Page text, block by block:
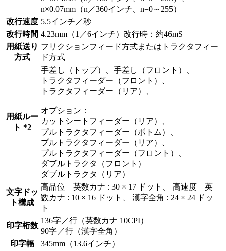
n×0.07mm（n／360インチ、n=0～255）
改行速度 5.5インチ／秒
改行時間 4.23mm（1／6インチ）改行時：約46mS
用紙送り
方式
フリクションフィード方式またはトラクタフィー
ド方式
用紙ルー
ト *2
手差し（トップ）、手差し（フロント）、
トラクタフィーダー（フロント）、
トラクタフィーダー（リア）、
オプション：
カットシートフィーダー（リア）、
プルトラクタフィーダー（ボトム）、
プルトラクタフィーダー（リア）、
プルトラクタフィーダー（フロント）、
ダブルトラクタ（フロント）
ダブルトラクタ（リア）
文字ドッ
ト構成
高品位 英数カナ : 30 × 17 ドット、 高速度 英
数カナ : 10 × 16 ドット、 漢字全角 : 24 × 24 ドッ
ト
印字桁数
136字／行（英数カナ 10CPI）
90字／行（漢字全角）
印字幅
345mm（13.6インチ）